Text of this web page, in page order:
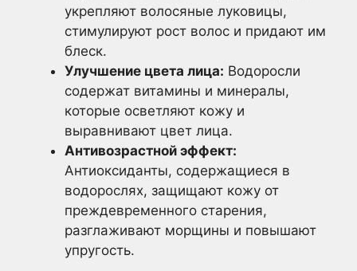
укрепляют волосяные луковицы,
стимулируют рост волос и придают им
блеск.
Улучшение цвета лица: Водоросли
содержат витамины и минералы,
которые осветляют кожу и
выравнивают цвет лица.
Антивозрастной эффект:
Антиоксиданты, содержащиеся в
водорослях, защищают кожу от
преждевременного старения,
разглаживают морщины и повышают
упругость.